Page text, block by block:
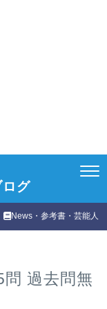
グ
News・参考書・芸能人
過去問無